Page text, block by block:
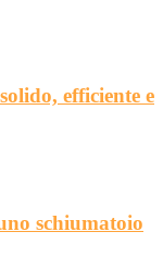
efficiente e
schiumatoio